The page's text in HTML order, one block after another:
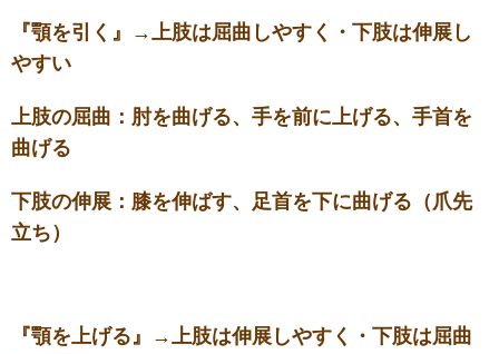
『顎を引く』→上肢は屈曲しやすく・下肢は伸展し
やすい
上肢の屈曲：肘を曲げる、手を前に上げる、手首を
曲げる
下肢の伸展：膝を伸ばす、足首を下に曲げる（爪先
立ち）
『顎を上げる』→上肢は伸展しやすく・下肢は屈曲